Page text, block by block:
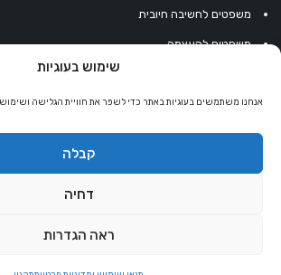
שימוש בעוגיות
אנחנו משתמשים בעוגיות באתר כדי לשפר את חוויית הגלישה
קבלה
דחיה
ראה הגדרות
משפטים לחשיבה חיובית
משפטים להעצמה
מחשבון נומרולוגיה
קריסטלים למזלות
© כל הזכויות שמורות 2026 |